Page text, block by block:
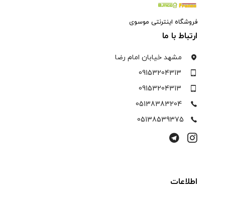
فروشگاه اینترنتی موسوی
ارتباط با ما
مشهد خیابان امام رضا
09153204313
09153204313
05138383204
05138539375
اطلاعات